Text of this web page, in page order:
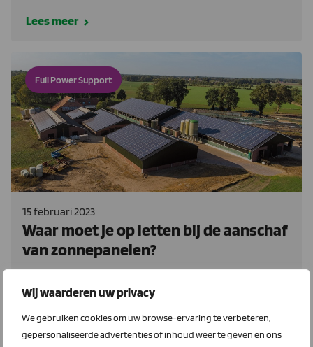
Wij waarderen uw privacy
We gebruiken cookies om uw browse-ervaring te verbeteren,
gepersonaliseerde advertenties of inhoud weer te geven en ons
Lees meer
Full Power Support
15 februari 2023
Waar moet je op letten bij de aanschaf
van zonnepanelen?
Support BV.
Lees meer